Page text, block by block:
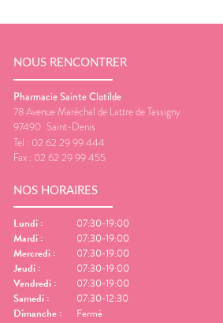
NOUS RENCONTRER
Pharmacie Sainte Clotilde
78 Avenue Maréchal de Lattre de Tassigny
97490 Saint-Denis
Tel : 02 62 29 99 444
Fax : 02 62 29 99 455
NOS HORAIRES
Lundi :
07:30-19:00
Mardi :
07:30-19:00
Mercredi :
07:30-19:00
Jeudi :
07:30-19:00
Vendredi :
07:30-19:00
Samedi :
07:30-12:30
Dimanche : Fermé